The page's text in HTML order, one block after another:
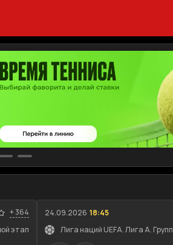
+364
этап
24.09.2026 18:45
Лига наций UEFA. Лига A.